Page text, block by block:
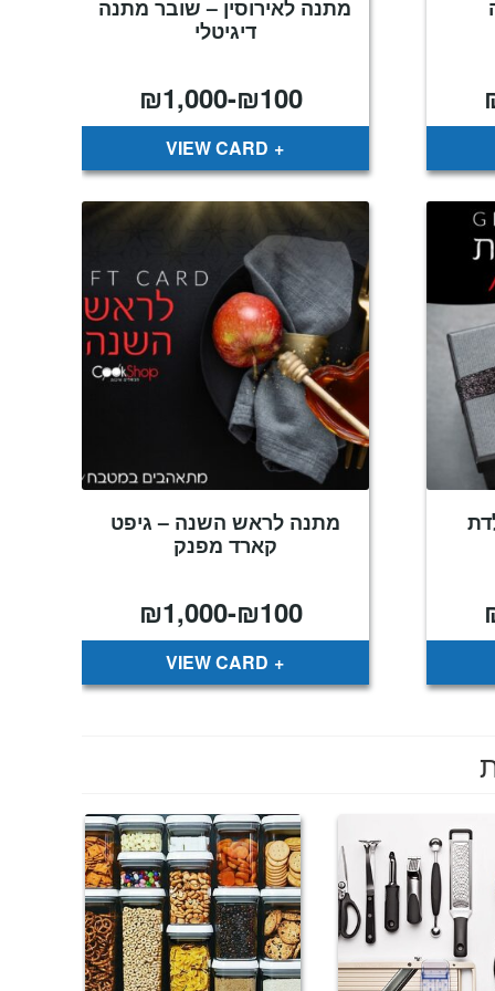
מתנה לאירוסין – שובר מתנה
דיגיטלי
₪100
-
₪1,000
VIEW CARD
מתנה לראש השנה – גיפט
קארד מפנק
₪100
-
₪1,000
VIEW CARD